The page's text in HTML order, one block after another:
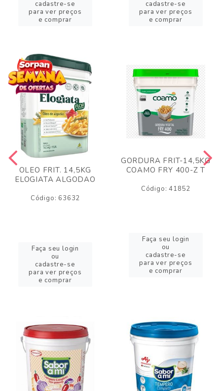
cadastre-se
para ver preços
e comprar
cadastre-se
para ver preços
e comprar
OLEO FRIT. 14,5KG
ELOGIATA ALGODAO
Código: 63632
Faça seu login
ou
cadastre-se
para ver preços
e comprar
GORDURA FRIT-14,5KG
COAMO FRY 400-Z T
Código: 41852
Faça seu login
ou
cadastre-se
para ver preços
e comprar